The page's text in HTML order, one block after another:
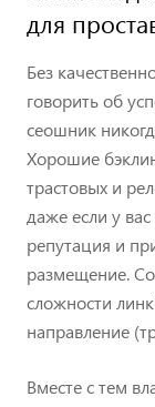
для
Без
говорить об
ceoшник
Хорошие
трастовых и
даже если у
репутация и
размещение.
сложности
направление
Вместе с тем